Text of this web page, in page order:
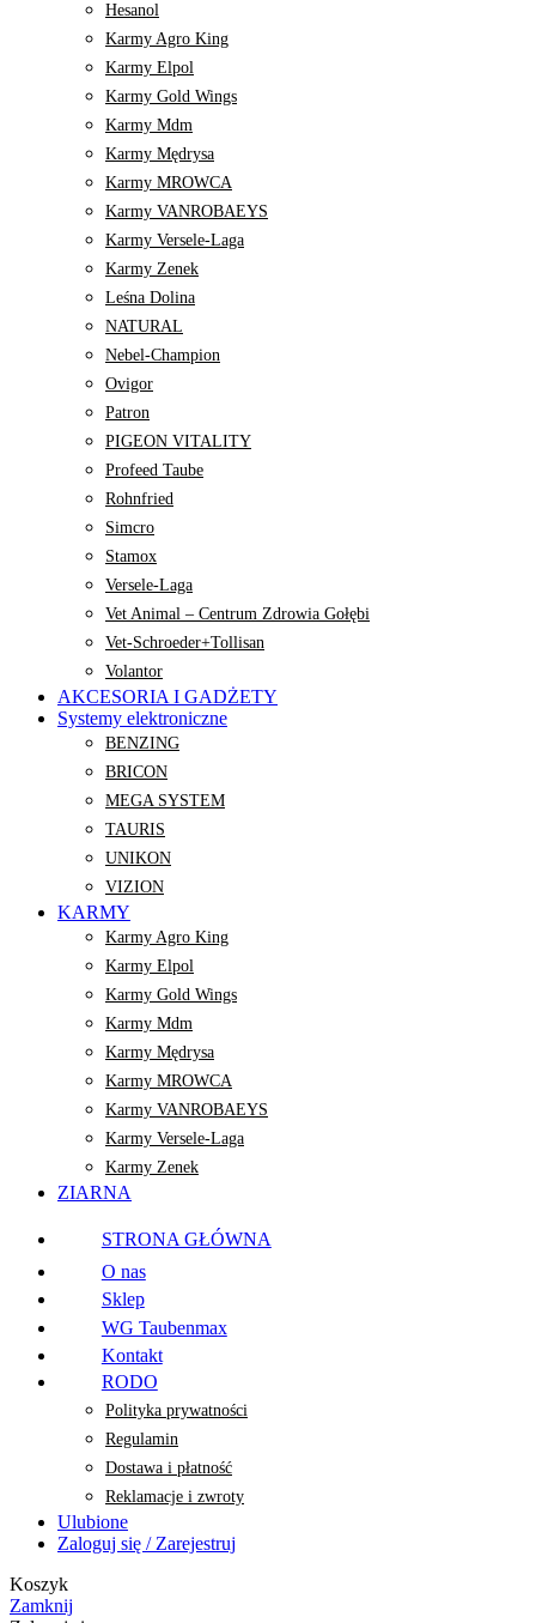
Hesanol
Karmy Agro King
Karmy Elpol
Karmy Gold Wings
Karmy Mdm
Karmy Mędrysa
Karmy MROWCA
Karmy VANROBAEYS
Karmy Versele-Laga
Karmy Zenek
Leśna Dolina
NATURAL
Nebel-Champion
Ovigor
Patron
PIGEON VITALITY
Profeed Taube
Rohnfried
Simcro
Stamox
Versele-Laga
Vet Animal – Centrum Zdrowia Gołębi
Vet-Schroeder+Tollisan
Volantor
AKCESORIA I GADŻETY
Systemy elektroniczne
BENZING
BRICON
MEGA SYSTEM
TAURIS
UNIKON
VIZION
KARMY
Karmy Agro King
Karmy Elpol
Karmy Gold Wings
Karmy Mdm
Karmy Mędrysa
Karmy MROWCA
Karmy VANROBAEYS
Karmy Versele-Laga
Karmy Zenek
ZIARNA
STRONA GŁÓWNA
O nas
Sklep
WG Taubenmax
Kontakt
RODO
Polityka prywatności
Regulamin
Dostawa i płatność
Reklamacje i zwroty
Ulubione
Zaloguj się / Zarejestruj
Koszyk
Zamknij